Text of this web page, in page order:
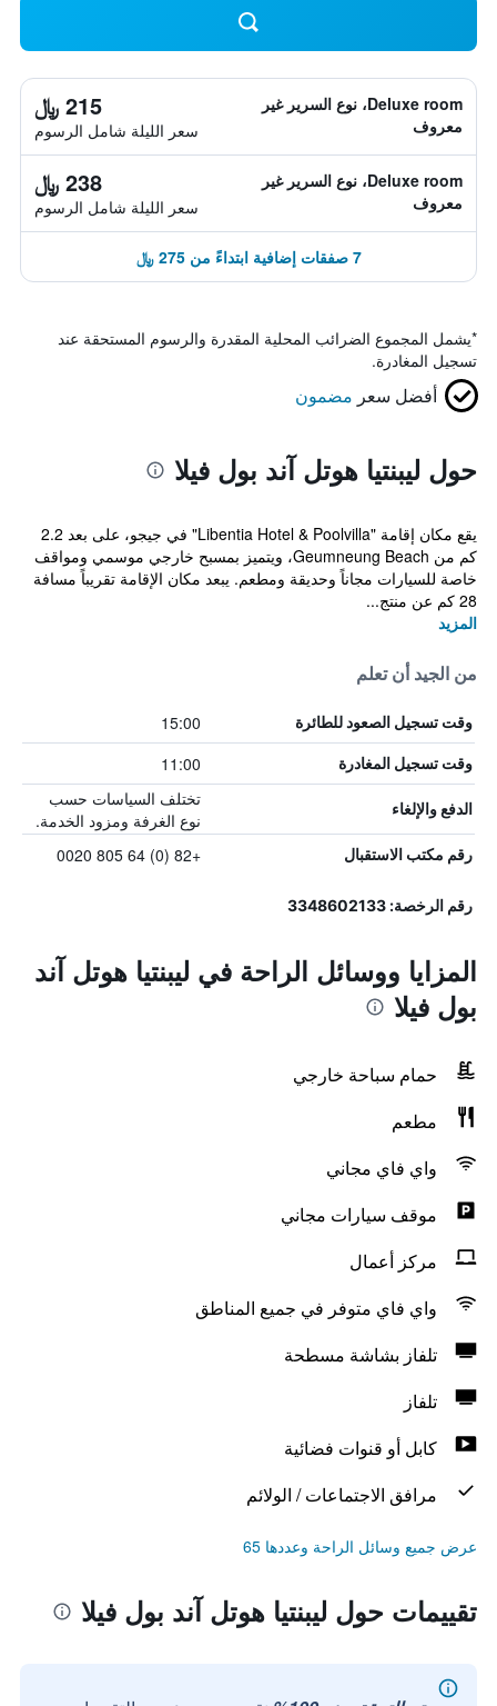
Deluxe room، نوع السرير غير
معروف
215 ﷼
سعر الليلة شامل الرسوم
Deluxe room، نوع السرير غير
معروف
238 ﷼
سعر الليلة شامل الرسوم
7 صفقات إضافية ابتداءً من 275 ﷼
*يشمل المجموع الضرائب المحلية المقدرة والرسوم المستحقة عند
تسجيل المغادرة.
أفضل سعر مضمون
حول ليبنتيا هوتل آند بول فيلا
يقع مكان إقامة "Libentia Hotel & Poolvilla" في جيجو، على بعد 2.2
كم من Geumneung Beach، ويتميز بمسبح خارجي موسمي ومواقف
خاصة للسيارات مجاناً وحديقة ومطعم. يبعد مكان الإقامة تقريباً مسافة
28 كم عن منتج...
المزيد
من الجيد أن تعلم
وقت تسجيل الصعود للطائرة 15:00
وقت تسجيل المغادرة 11:00
الدفع والإلغاء
تختلف السياسات حسب
نوع الغرفة ومزود الخدمة.
رقم مكتب الاستقبال +82 (0) 64 805 0020
رقم الرخصة: 3348602133
المزايا ووسائل الراحة في ليبنتيا هوتل آند
بول فيلا
حمام سباحة خارجي
مطعم
واي فاي مجاني
موقف سيارات مجاني
مركز أعمال
واي فاي متوفر في جميع المناطق
تلفاز بشاشة مسطحة
تلفاز
كابل أو قنوات فضائية
مرافق الاجتماعات / الولائم
عرض جميع وسائل الراحة وعددها 65
تقييمات حول ليبنتيا هوتل آند بول فيلا